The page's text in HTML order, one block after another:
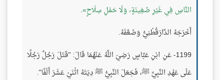
النَّاسِ فِي غَيْرِ ضَغِينَةٍ، وَلَا حَمْلِ سِلَاحٍ .
أَخْرَجَهُ الدَّارَقُطْنِيُّ وَضَعَّفَهُ.
1199- عَنِ ابْنِ عَبَّاسٍ رَضِيَ اللَّهُ عَنْهُمَا قَالَ: "قَتَلَ رَجُلٌ رَجُلًا
عَلَى عَهْدِ النَّبِيِّ ﷺ، فَجَعَلَ النَّبِيُّ ﷺ دِيَتَهُ اثْنَيْ عَشَرَ أَلْفًا".